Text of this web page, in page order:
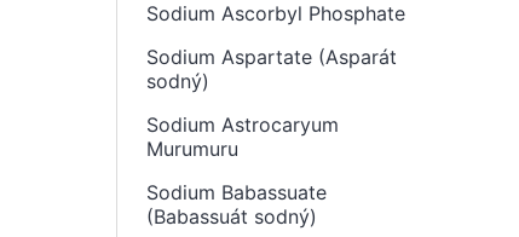
Sodium Ascorbyl Phosphate
Sodium Aspartate (Asparát
sodný)
Sodium Astrocaryum
Murumuru
Sodium Babassuate
(Babassuát sodný)